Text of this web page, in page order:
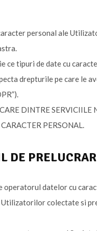
personal ale
tipuri de date cu
drepturile pe care
DINTRE
PERSONAL.
DE
operatorul datelor cu
Utilizatorilor colectate si